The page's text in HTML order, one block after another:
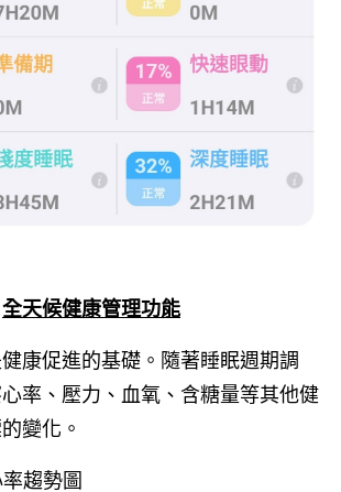
全天候健康管理功能
康促進的基礎。隨著睡眠週期調
率、壓力、血氧、含糖量等其他健
變化。
趨勢圖